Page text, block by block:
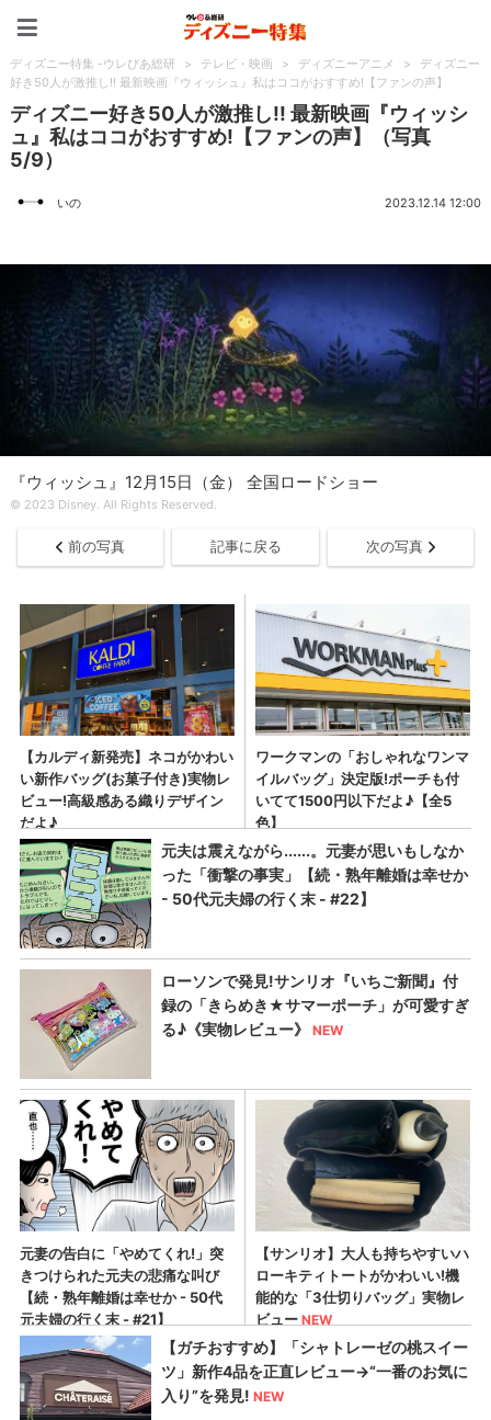
ディズニー特集 -ウレぴあ総研 > テレビ・映画 > ディズニーアニメ >
ディズニー
好き50人が激推し!! 最新映画『ウィッシュ』私はココがおすすめ!【ファンの声】
ディズニー好き50人が激推し!! 最新映画『ウィッシ
ュ』私はココがおすすめ!【ファンの声】（写真
5/9）
いの 2023.12.14 12:00
『ウィッシュ』12月15日（金） 全国ロードショー
© 2023 Disney. All Rights Reserved.
前の写真 記事に戻る 次の写真